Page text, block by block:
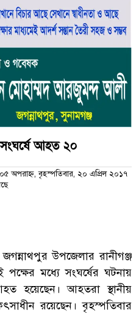
সংঘর্ষে আহত ২০
অপরাহ্ন, বৃহস্পতিবার, ২০ এপ্রিল ২০১৭
উপজেলার রানীগঞ্জ
মধ্যে সংঘর্ষের ঘটনায়
হয়েছেন। আহতরা স্থানীয়
রয়েছেন। বৃহস্পতিবার